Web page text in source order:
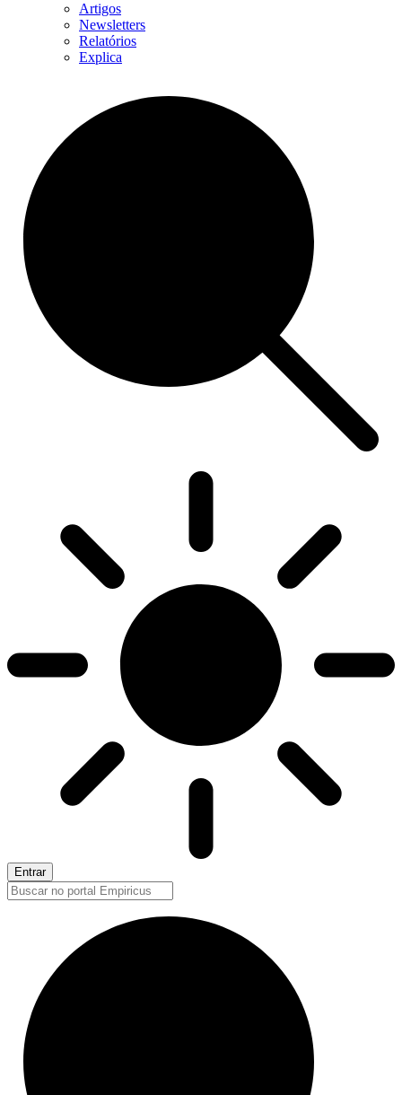
Artigos
Newsletters
Relatórios
Explica
Entrar